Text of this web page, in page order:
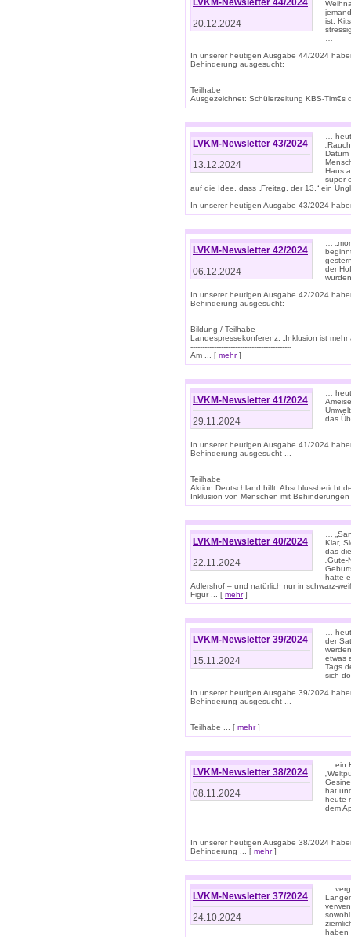
LVKM-Newsletter 44/2024
20.12.2024
ist.
In unserer heutigen Ausgabe 44/2024
Behinderung ausgesucht:
Teilhabe
Ausgezeichnet: Schülerzeitung KBS-Tim€s
LVKM-Newsletter 43/2024
13.12.2024
…
Datum
Haus
super
auf die Idee, dass „Freitag, der 13.“ ein
In unserer heutigen Ausgabe 43/2024
LVKM-Newsletter 42/2024
06.12.2024
…
der
In unserer heutigen Ausgabe 42/2024
Behinderung ausgesucht:
Bildung / Teilhabe
Landespressekonferenz: „Inklusion ist mehr
-------------------------------------------
Am ... [ mehr]
LVKM-Newsletter 41/2024
29.11.2024
…
das
In unserer heutigen Ausgabe 41/2024
Behinderung ausgesucht ...
Teilhabe
Aktion Deutschland hilft: Abschlussbericht
Inklusion von Menschen mit
LVKM-Newsletter 40/2024
22.11.2024
…
Klar,
das
hatte
Adlershof – und natürlich nur in schwarz-
Figur ... [ mehr]
LVKM-Newsletter 39/2024
15.11.2024
…
der
etwas
Tags
sich
In unserer heutigen Ausgabe 39/2024
Behinderung ausgesucht ...
Teilhabe ... [ mehr]
LVKM-Newsletter 38/2024
08.11.2024
… ein
hat
heute
dem
In unserer heutigen Ausgabe 38/2024
Behinderung ... [ mehr]
LVKM-Newsletter 37/2024
24.10.2024
…